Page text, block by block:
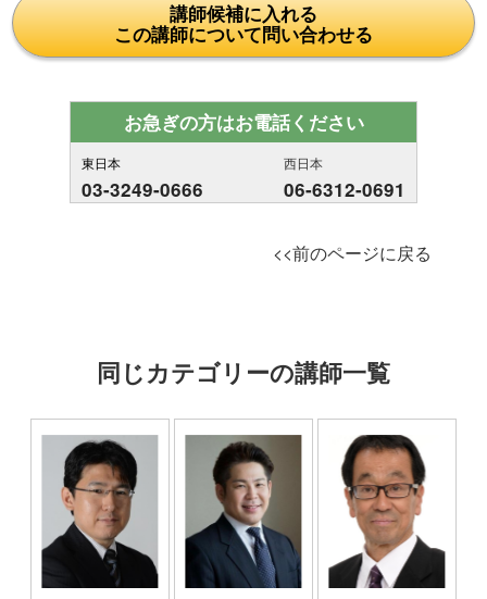
講師候補に入れる
この講師について問い合わせる
お急ぎの方はお電話ください
東日本
03-3249-0666
西日本
06-6312-0691
<<前のページに戻る
同じカテゴリーの講師一覧